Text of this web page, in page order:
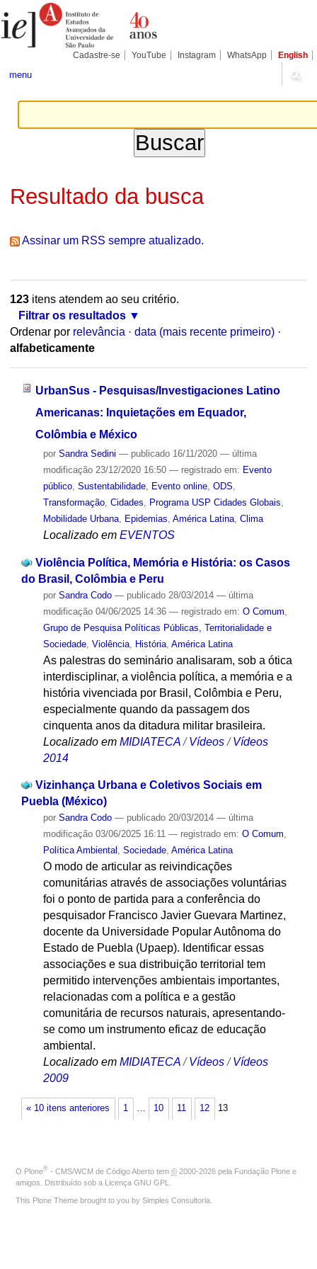
para
conteúdo.
Pessoais
Cadastre-se YouTube Instagram WhatsApp English
menu
Resultado da busca
Assinar um RSS sempre atualizado.
123itens atendem ao seu critério.
Filtrar os resultados
Ordenar por relevância · data (mais recente primeiro) ·
alfabeticamente
UrbanSus - Pesquisas/Investigaciones Latino
Americanas: Inquietações em Equador,
Colômbia e México
por Sandra Sedini — publicado16/11/2020 — última
modificação23/12/2020 16:50 — registrado em: Evento
público, Sustentabilidade, Evento online, ODS
Transformação, Cidades Programa USP Cidades Globais
Mobilidade Urbana, Epidemias América Latina, Clima
Localizado em EVENTOS
Violência Política, Memória e História: os Casos
do Brasil, Colômbia e Peru
por Sandra Codo — publicado28/03/2014 — última
modificação04/06/2025 14:36 — registrado em: O Comum
Grupo de Pesquisa Políticas Públicas, Territorialidade e
Sociedade, Violência, História, América Latina
As palestras do seminário analisaram, sob a ótica
interdisciplinar, a violência política, a memória e a
história vivenciada por Brasil, Colômbia e Peru,
especialmente quando da passagem dos
cinquenta anos da ditadura militar brasileira.
Localizado em MIDIATECA /Vídeos /Vídeos
2014
Vizinhança Urbana e Coletivos Sociais em
Puebla (México)
por Sandra Codo — publicado20/03/2014 — última
modificação03/06/2025 16:11 — registrado em: O Comum,
Política Ambiental , Sociedade, América Latina
O modo de articular as reivindicações
comunitárias através de associações voluntárias
foi o ponto de partida para a conferência do
pesquisador Francisco Javier Guevara Martinez,
docente da Universidade Popular Autônoma do
Estado de Puebla (Upaep). Identificar essas
associações e sua distribuição territorial tem
permitido intervenções ambientais importantes,
relacionadas com a política e a gestão
comunitária de recursos naturais, apresentando-
se como um instrumento eficaz de educação
ambiental.
Localizado em MIDIATECA /Vídeos /Vídeos
2009
« 10 itens anteriores 1 … 10 11 12 13
O Plone® - CMS/WCM de Código Aberto tem © 2000-2026 pela Fundação Plone e
amigos. Distribuído sob a Licença GNU GPL
This Plone Theme brought to you by Simples Consultoria